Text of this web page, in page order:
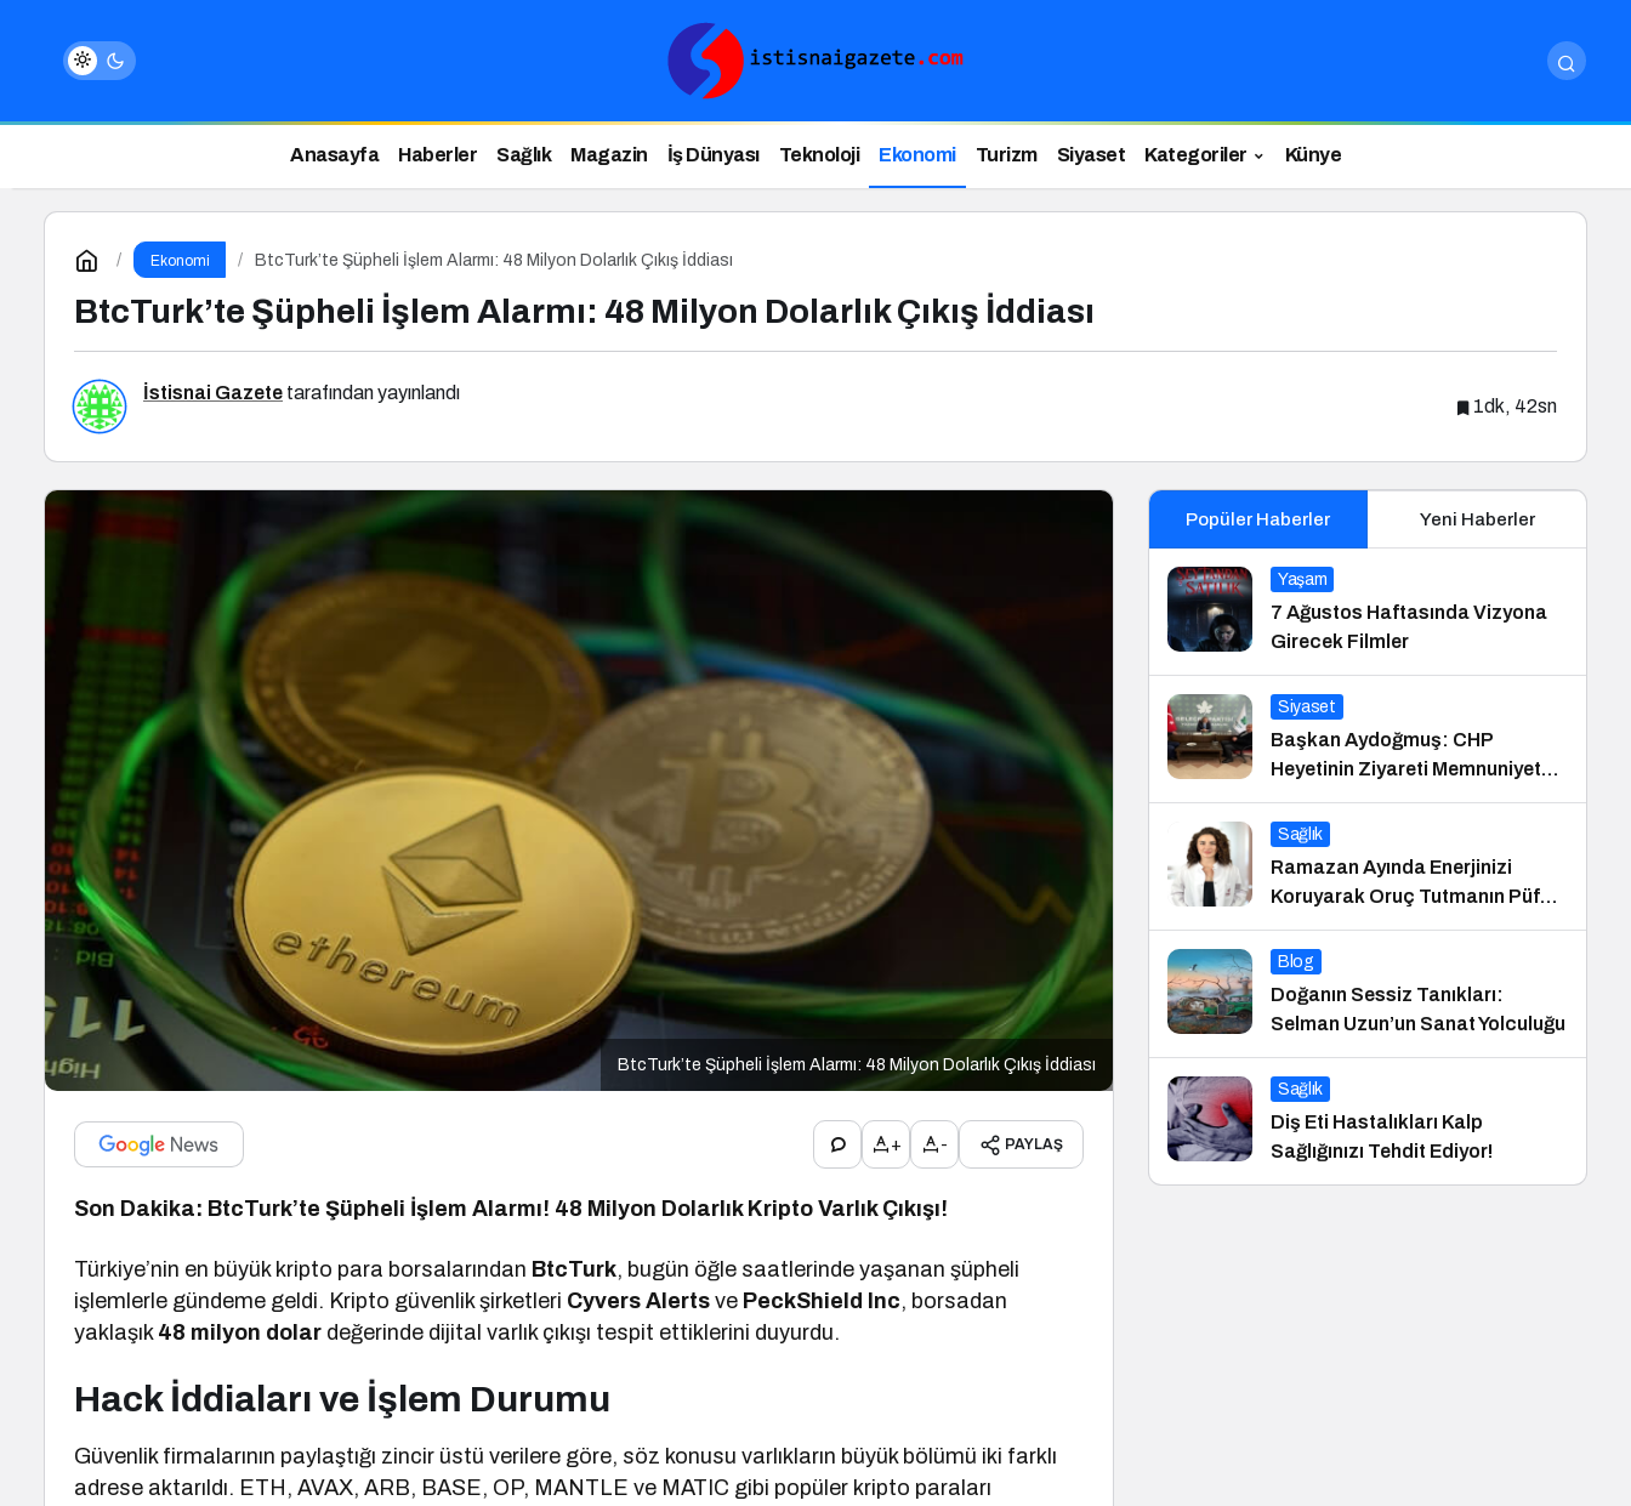
Anasayfa Haberler Sağlık Magazin İş Dünyası Teknoloji Ekonomi Turizm Siyaset Kategoriler Künye
Ekonomi BtcTurk’te Şüpheli İşlem Alarmı: 48 Milyon Dolarlık Çıkış İddiası
BtcTurk’te Şüpheli İşlem Alarmı: 48 Milyon Dolarlık Çıkış İddiası
İstisnai Gazete tarafından yayınlandı
1dk, 42sn
BtcTurk’te Şüpheli İşlem Alarmı: 48 Milyon Dolarlık Çıkış İddiası
+ - PAYLAŞ
Son Dakika: BtcTurk’te Şüpheli İşlem Alarmı! 48 Milyon Dolarlık Kripto Varlık Çıkışı!
Türkiye’nin en büyük kripto para borsalarından BtcTurk, bugün öğle saatlerinde yaşanan şüpheli
işlemlerle gündeme geldi. Kripto güvenlik şirketleri Cyvers Alerts ve PeckShield Inc, borsadan
yaklaşık 48 milyon dolar değerinde dijital varlık çıkışı tespit ettiklerini duyurdu.
Hack İddiaları ve İşlem Durumu
Güvenlik firmalarının paylaştığı zincir üstü verilere göre, söz konusu varlıkların büyük bölümü iki farklı
adrese aktarıldı. ETH, AVAX, ARB, BASE, OP, MANTLE ve MATIC gibi popüler kripto paraları
Popüler Haberler Yeni Haberler
Yaşam
7 Ağustos Haftasında Vizyona
Girecek Filmler
Siyaset
Başkan Aydoğmuş: CHP
Heyetinin Ziyareti Memnuniyet
Verici
Sağlık
Ramazan Ayında Enerjinizi
Koruyarak Oruç Tutmanın Püf
Noktaları
Blog
Doğanın Sessiz Tanıkları:
Selman Uzun’un Sanat Yolculuğu
Sağlık
Diş Eti Hastalıkları Kalp
Sağlığınızı Tehdit Ediyor!